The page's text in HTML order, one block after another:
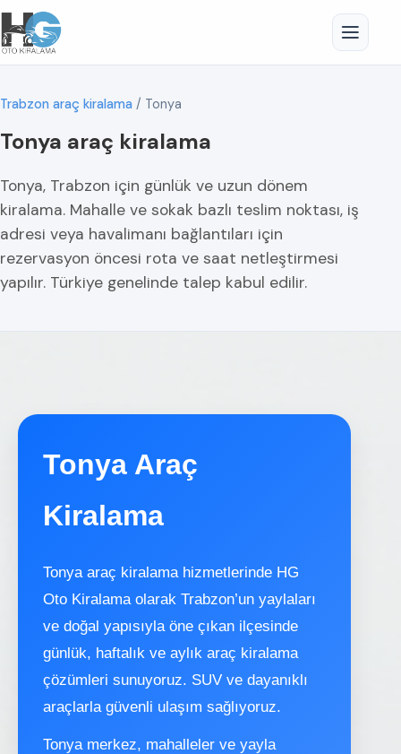
Trabzon araç kiralama / Tonya
Tonya araç kiralama
Tonya, Trabzon için günlük ve uzun dönem
kiralama. Mahalle ve sokak bazlı teslim noktası, iş
adresi veya havalimanı bağlantıları için
rezervasyon öncesi rota ve saat netleştirmesi
yapılır. Türkiye genelinde talep kabul edilir.
Tonya Araç
Kiralama
Tonya araç kiralama hizmetlerinde HG
Oto Kiralama olarak Trabzon’un yaylaları
ve doğal yapısıyla öne çıkan ilçesinde
günlük, haftalık ve aylık araç kiralama
çözümleri sunuyoruz. SUV ve dayanıklı
araçlarla güvenli ulaşım sağlıyoruz.
Tonya merkez, mahalleler ve yayla